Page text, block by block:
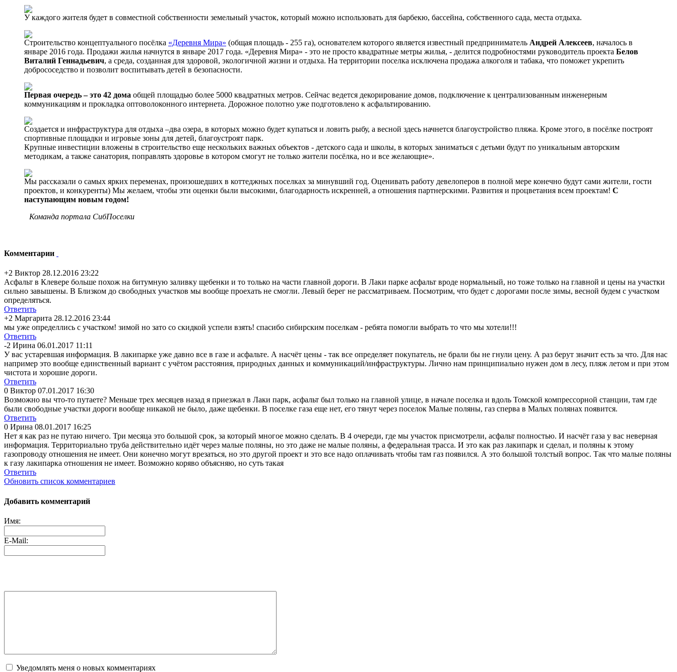
У каждого жителя будет в совместной собственности земельный участок, который можно использовать для барбекю, бассейна, собственного сада, места отдыха.
Строительство концептуального посёлка «Деревня Мира» (общая площадь - 255 га), основателем которого является известный предприниматель Андрей Алексеев, началось в
январе 2016 года. Продажи жилья начнутся в январе 2017 года. «Деревня Мира» - это не просто квадратные метры жилья, - делится подробностями руководитель проекта Белов
Виталий Геннадьевич, а среда, созданная для здоровой, экологичной жизни и отдыха. На территории поселка исключена продажа алкоголя и табака, что поможет укрепить
добрососедство и позволит воспитывать детей в безопасности.
Первая очередь – это 42 дома общей площадью более 5000 квадратных метров. Сейчас ведется декорирование домов, подключение к централизованным инженерным
коммуникациям и прокладка оптоволоконного интернета. Дорожное полотно уже подготовлено к асфальтированию.
Создается и инфраструктура для отдыха –два озера, в которых можно будет купаться и ловить рыбу, а весной здесь начнется благоустройство пляжа. Кроме этого, в посёлке построят
спортивные площадки и игровые зоны для детей, благоустроят парк.
Крупные инвестиции вложены в строительство еще нескольких важных объектов - детского сада и школы, в которых заниматься с детьми будут по уникальным авторским
методикам, а также санатория, поправлять здоровье в котором смогут не только жители посёлка, но и все желающие».
Мы рассказали о самых ярких переменах, произошедших в коттеджных поселках за минувший год. Оценивать работу девелоперов в полной мере конечно будут сами жители, гости
проектов, и конкуренты) Мы желаем, чтобы эти оценки были высокими, благодарность искренней, а отношения партнерскими. Развития и процветания всем проектам! С
наступающим новым годом!
Команда портала СибПоселки
Комментарии
+2 Виктор 28.12.2016 23:22
Асфальт в Клевере больше похож на битумную заливку щебенки и то только на части главной дороги. В Лаки парке асфальт вроде нормальный, но тоже только на главной и цены на участки
сильно завышены. В Близком до свободных участков мы вообще проехать не смогли. Левый берег не рассматриваем. Посмотрим, что будет с дорогами после зимы, весной будем с участком
определяться.
Ответить
+2 Маргарита 28.12.2016 23:44
мы уже определлись с участком! зимой но зато со скидкой успели взять! спасибо сибирским поселкам - ребята помогли выбрать то что мы хотели!!!
Ответить
-2 Ирина 06.01.2017 11:11
У вас устаревшая информация. В лакипарке уже давно все в газе и асфальте. А насчёт цены - так все определяет покупатель, не брали бы не гнули цену. А раз берут значит есть за что. Для нас
например это вообще единственный вариант с учётом расстояния, природных данных и коммуникаций/инфраструктуры. Лично нам принципиально нужен дом в лесу, пляж летом и при этом
чистота и хорошие дороги.
Ответить
0 Виктор 07.01.2017 16:30
Возможно вы что-то путаете? Меньше трех месяцев назад я приезжал в Лаки парк, асфальт был только на главной улице, в начале поселка и вдоль Томской компрессорной станции, там где
были свободные участки дороги вообще никакой не было, даже щебенки. В поселке газа еще нет, его тянут через поселок Малые поляны, газ сперва в Малых полянах появится.
Ответить
0 Ирина 08.01.2017 16:25
Нет я как раз не путаю ничего. Три месяца это большой срок, за который многое можно сделать. В 4 очереди, где мы участок присмотрели, асфальт полностью. И насчёт газа у вас неверная
информация. Территориально труба действительно идёт через малые поляны, но это даже не малые поляны, а федеральная трасса. И это как раз лакипарк и сделал, и поляны к этому
газопроводу отношения не имеет. Они конечно могут врезаться, но это другой проект и это все надо оплачивать чтобы там газ появился. А это большой толстый вопрос. Так что малые поляны
к газу лакипарка отношения не имеет. Возможно коряво объясняю, но суть такая
Ответить
Обновить список комментариев
Добавить комментарий
Имя:
E-Mail:
Уведомлять меня о новых комментариях